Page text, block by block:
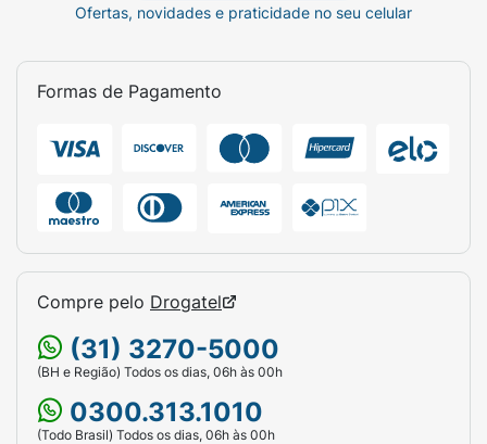
Ofertas, novidades e praticidade no seu celular
Formas de Pagamento
Compre pelo Drogatel
(31) 3270-5000
(BH e Região) Todos os dias, 06h às 00h
0300.313.1010
(Todo Brasil) Todos os dias, 06h às 00h